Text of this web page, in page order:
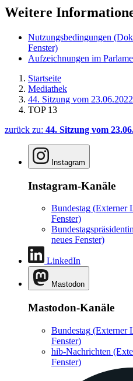
Weitere
Nutzungsbedingungen
Fenster)
Aufzeichnungen im
Startseite
Mediathek
44. Sitzung vom 23.06.2022
TOP 13
zurück zu: 44. Sitzung vom
Instagram
Instagram-Kanäle
Bundestag (Externer
Fenster)
neues Fenster)
LinkedIn
Mastodon
Mastodon-Kanäle
Bundestag (Externer
Fenster)
hib-Nachrichten
Fenster)